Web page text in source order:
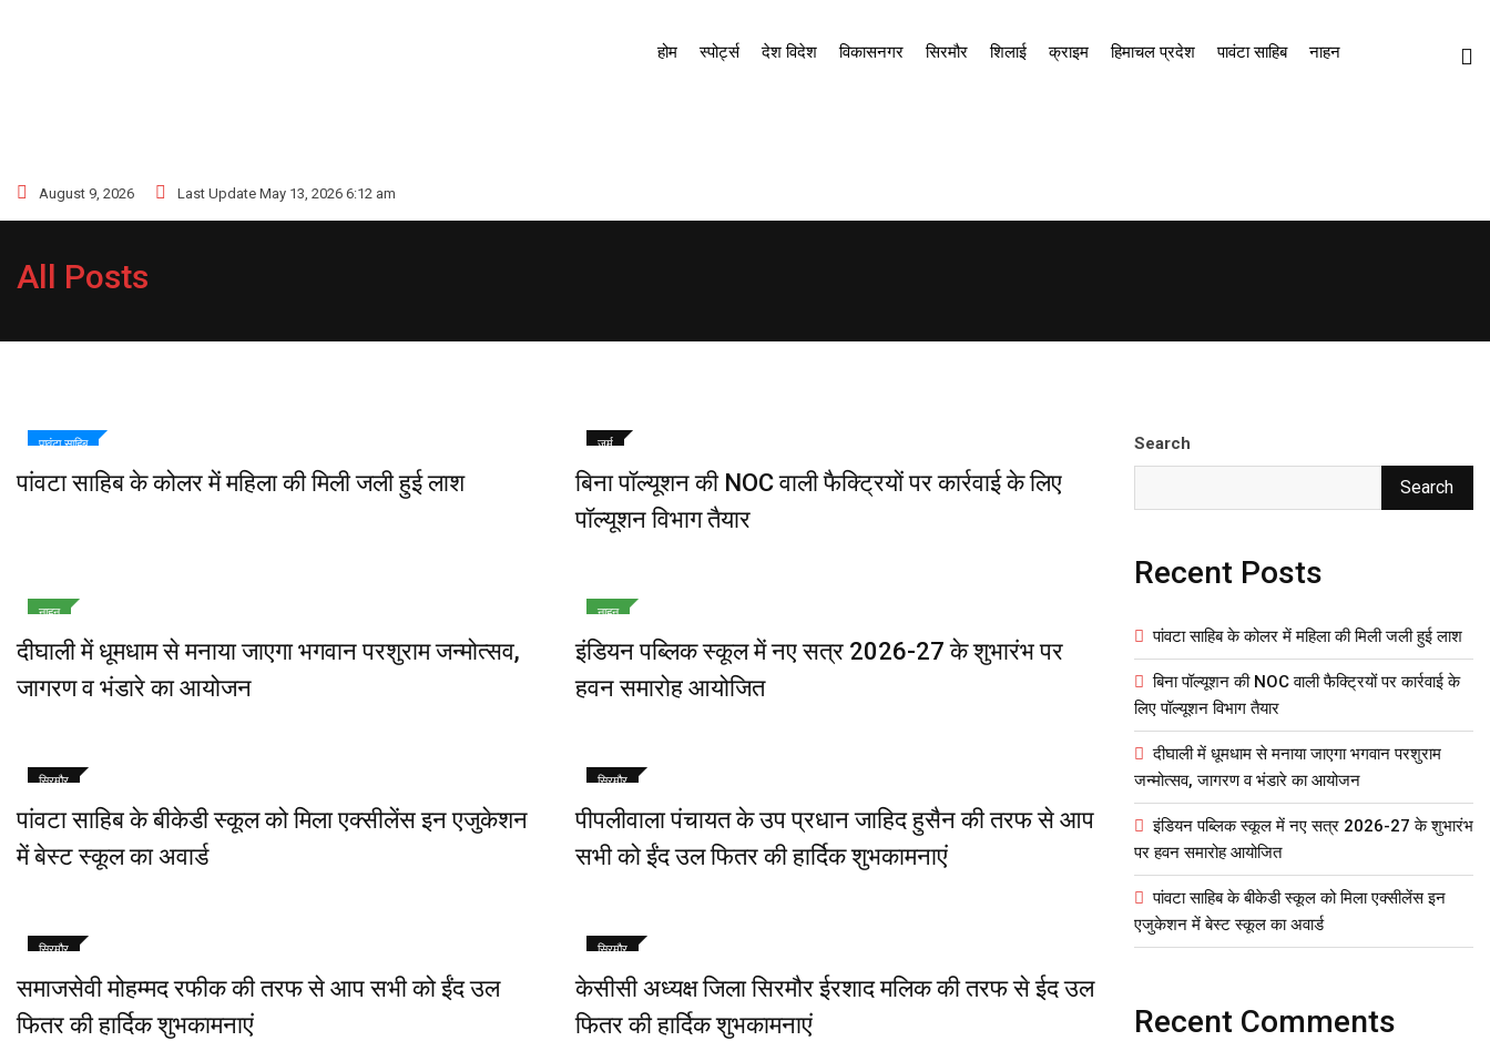
होम स्पोर्ट्स देश विदेश विकासनगर सिरमौर शिलाई क्राइम हिमाचल प्रदेश पावंटा साहिब नाहन
August 9, 2026 Last Update May 13, 2026 6:12 am
All Posts
पावंटा साहिब
पांवटा साहिब के कोलर में महिला की मिली जली हुई लाश
जुर्म
बिना पॉल्यूशन की NOC वाली फैक्ट्रियों पर कार्रवाई के लिए
पॉल्यूशन विभाग तैयार
नाहन
दीघाली में धूमधाम से मनाया जाएगा भगवान परशुराम जन्मोत्सव,
जागरण व भंडारे का आयोजन
नाहन
इंडियन पब्लिक स्कूल में नए सत्र 2026-27 के शुभारंभ पर
हवन समारोह आयोजित
सिरमौर
पांवटा साहिब के बीकेडी स्कूल को मिला एक्सीलेंस इन एजुकेशन
में बेस्ट स्कूल का अवार्ड
सिरमौर
पीपलीवाला पंचायत के उप प्रधान जाहिद हुसैन की तरफ से आप
सभी को ईंद उल फितर की हार्दिक शुभकामनाएं
सिरमौर
समाजसेवी मोहम्मद रफीक की तरफ से आप सभी को ईंद उल
फितर की हार्दिक शुभकामनाएं
सिरमौर
केसीसी अध्यक्ष जिला सिरमौर ईरशाद मलिक की तरफ से ईद उल
फितर की हार्दिक शुभकामनाएं
Search
Search
Recent Posts
पांवटा साहिब के कोलर में महिला की मिली जली हुई लाश
बिना पॉल्यूशन की NOC वाली फैक्ट्रियों पर कार्रवाई के
लिए पॉल्यूशन विभाग तैयार
दीघाली में धूमधाम से मनाया जाएगा भगवान परशुराम
जन्मोत्सव, जागरण व भंडारे का आयोजन
इंडियन पब्लिक स्कूल में नए सत्र 2026-27 के शुभारंभ
पर हवन समारोह आयोजित
पांवटा साहिब के बीकेडी स्कूल को मिला एक्सीलेंस इन
एजुकेशन में बेस्ट स्कूल का अवार्ड
Recent Comments